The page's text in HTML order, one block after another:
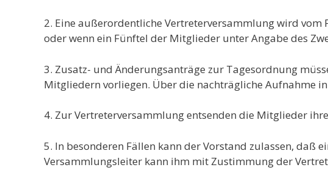
2. Eine außerordentliche Vertreterversammlung wird
oder wenn ein Fünftel der Mitglieder unter Angabe des
3. Zusatz- und Änderungsanträge zur Tagesordnung
Mitgliedern vorliegen. Über die nachträgliche Aufnahme
4. Zur Vertreterversammlung entsenden die Mitglieder
5. In besonderen Fällen kann der Vorstand zulassen,
Versammlungsleiter kann ihm mit Zustimmung der